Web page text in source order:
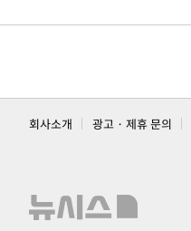
회사소개 광고 · 제휴 문의